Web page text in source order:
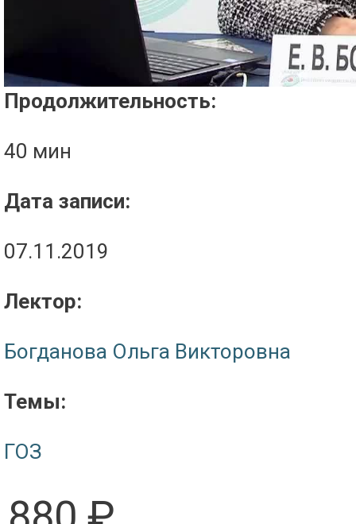
Продолжительность:
40 мин
Дата записи:
07.11.2019
Лектор:
Богданова Ольга Викторовна
Темы:
ГОЗ